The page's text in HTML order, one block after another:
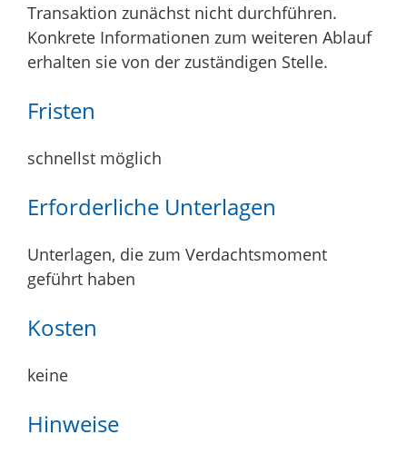
Transaktion zunächst nicht durchführen.
Konkrete Informationen zum weiteren Ablauf
erhalten sie von der zuständigen Stelle.
Fristen
schnellst möglich
Erforderliche Unterlagen
Unterlagen, die zum Verdachtsmoment
geführt haben
Kosten
keine
Hinweise